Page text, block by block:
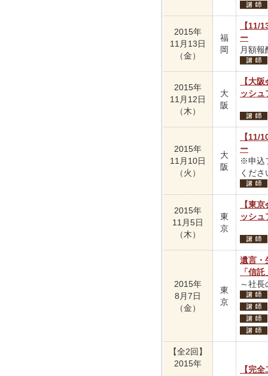
2015年
11月13日
（金）
福
岡
【11/
ー
月額
2015年
11月12日
（木）
大
阪
【大
ッシュ
2015年
11月10日
（火）
大
阪
【11/
ー
※申込
くださ
2015年
11月5日
（木）
東
京
【東
ッシュ
2015年
8月7日
（金）
東
京
遺言・
「信
～社
【全2回】
2015年
【完